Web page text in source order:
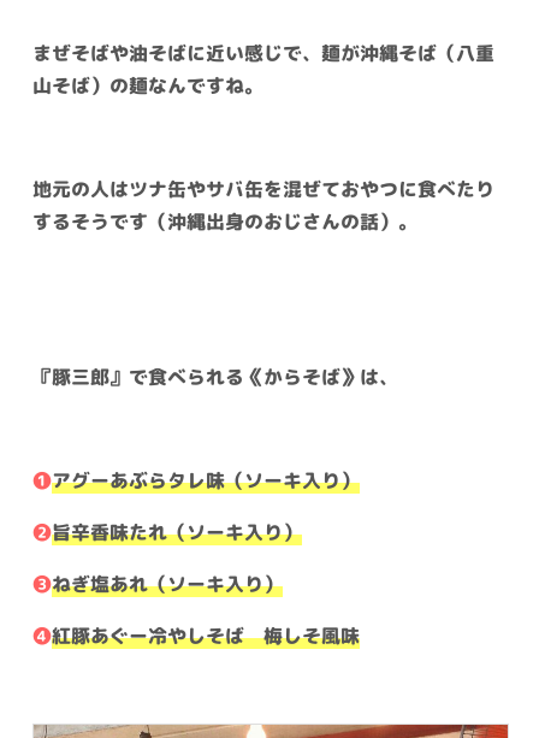
まぜそばや油そばに近い感じで、麺が沖縄そば（八重
山そば）の麺なんですね。
地元の人はツナ缶やサバ缶を混ぜておやつに食べたり
するそうです（沖縄出身のおじさんの話）。
『豚三郎』で食べられる《からそば》は、
❶アグーあぶらタレ味（ソーキ入り）
❷旨辛香味たれ（ソーキ入り）
❸ねぎ塩あれ（ソーキ入り）
❹紅豚あぐー冷やしそば 梅しそ風味